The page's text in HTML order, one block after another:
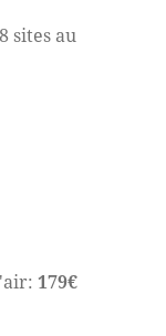
sites au
179€